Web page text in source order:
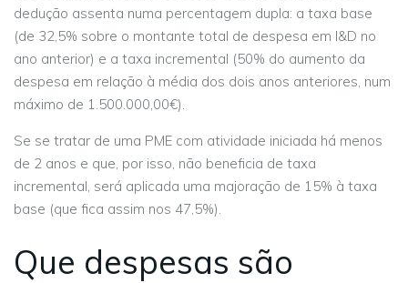
dedução assenta numa percentagem dupla: a taxa base
(de 32,5% sobre o montante total de despesa em I&D no
ano anterior) e a taxa incremental (50% do aumento da
despesa em relação à média dos dois anos anteriores, num
máximo de 1.500.000,00€).
Se se tratar de uma PME com atividade iniciada há menos
de 2 anos e que, por isso, não beneficia de taxa
incremental, será aplicada uma majoração de 15% à taxa
base (que fica assim nos 47,5%).
Que despesas são